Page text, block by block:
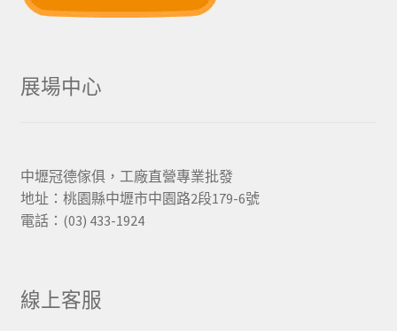
展場中心
中壢冠德傢俱，工廠直營專業批發
地址：桃園縣中壢市中園路2段179-6號
電話：(03) 433-1924
線上客服